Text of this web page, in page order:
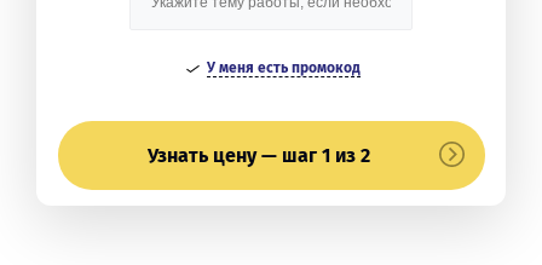
У меня есть промокод
Узнать цену — шаг 1 из 2